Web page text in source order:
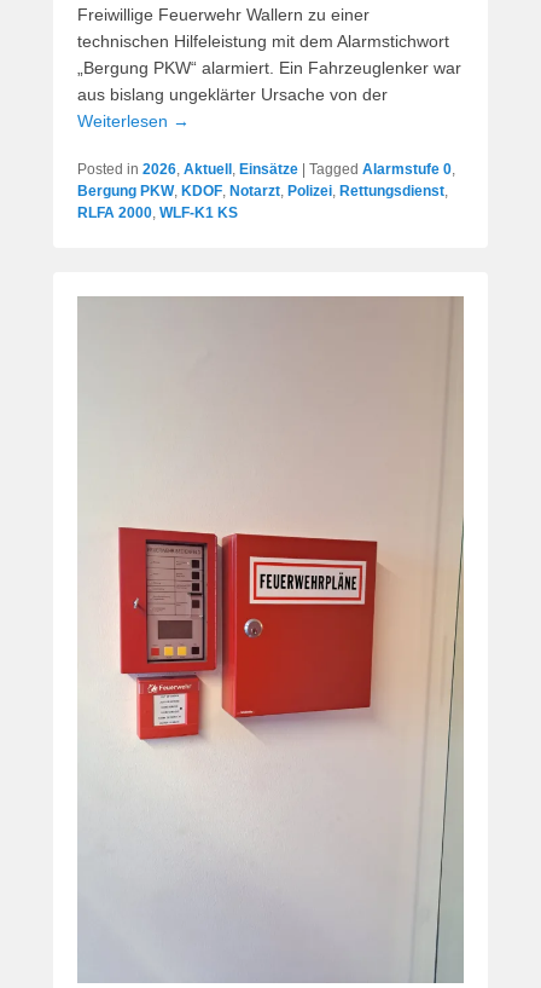
Freiwillige Feuerwehr Wallern zu einer
technischen Hilfeleistung mit dem Alarmstichwort
„Bergung PKW“ alarmiert. Ein Fahrzeuglenker war
aus bislang ungeklärter Ursache von der
Weiterlesen →
Posted in 2026, Aktuell , Einsätze Tagged Alarmstufe 0,
Bergung PKW, KDOF, Notarzt, Polizei, Rettungsdienst,
RLFA 2000, WLF-K1 KS